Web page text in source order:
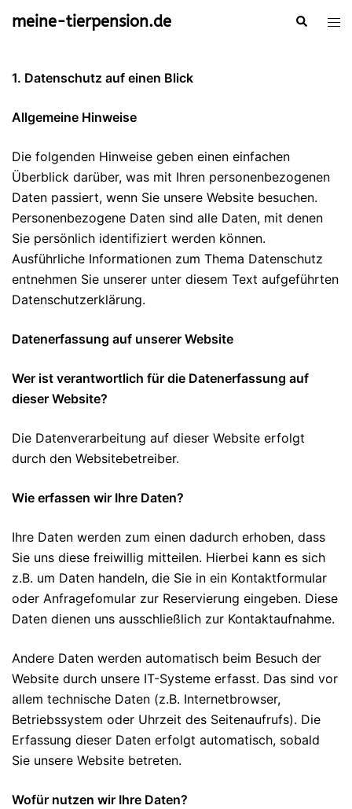
Inhalt
meine-tierpension.de Suche
1. Datenschutz auf einen Blick
Allgemeine Hinweise
Die folgenden Hinweise geben einen einfachen
Überblick darüber, was mit Ihren personenbezogenen
Daten passiert, wenn Sie unsere Website besuchen.
Personenbezogene Daten sind alle Daten, mit denen
Sie persönlich identifiziert werden können.
Ausführliche Informationen zum Thema Datenschutz
entnehmen Sie unserer unter diesem Text aufgeführten
Datenschutzerklärung.
Datenerfassung auf unserer Website
Wer ist verantwortlich für die Datenerfassung auf
dieser Website?
Die Datenverarbeitung auf dieser Website erfolgt
durch den Websitebetreiber.
Wie erfassen wir Ihre Daten?
Ihre Daten werden zum einen dadurch erhoben, dass
Sie uns diese freiwillig mitteilen. Hierbei kann es sich
z.B. um Daten handeln, die Sie in ein Kontaktformular
oder Anfragefomular zur Reservierung eingeben. Diese
Daten dienen uns ausschließlich zur Kontaktaufnahme.
Andere Daten werden automatisch beim Besuch der
Website durch unsere IT-Systeme erfasst. Das sind vor
allem technische Daten (z.B. Internetbrowser,
Betriebssystem oder Uhrzeit des Seitenaufrufs). Die
Erfassung dieser Daten erfolgt automatisch, sobald
Sie unsere Website betreten.
Wofür nutzen wir Ihre Daten?